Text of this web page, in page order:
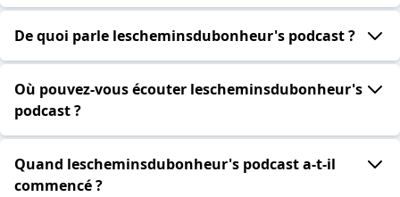
De quoi parle lescheminsdubonheur's podcast ?
Où pouvez-vous écouter lescheminsdubonheur's
podcast ?
Quand lescheminsdubonheur's podcast a-t-il
commencé ?